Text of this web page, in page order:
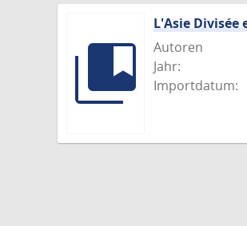
L'Asie Divisée
Autoren
Jahr:
Importdatum: